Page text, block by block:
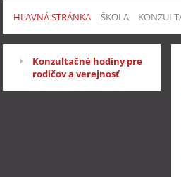
HLAVNÁ STRÁNKA ŠKOLA
Konzultačné
hodiny
Konzultačné hodiny pre
rodičov a verejnosť